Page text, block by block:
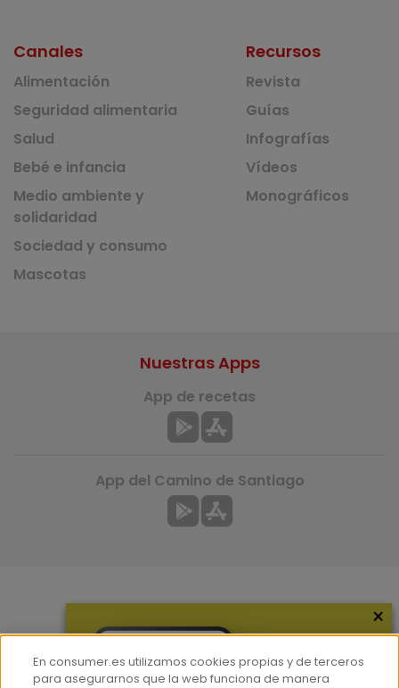
Canales
Alimentación
Seguridad alimentaria
Salud
Bebé e infancia
Medio ambiente y
solidaridad
Sociedad y consumo
Mascotas
Recursos
Revista
Guías
Infografías
Vídeos
Monográficos
Hemeroteca
Nuestras Apps
App de recetas
App del Camino de Santiago
×
En consumer.es utilizamos cookies propias y de terceros
para asegurarnos que la web funciona de manera